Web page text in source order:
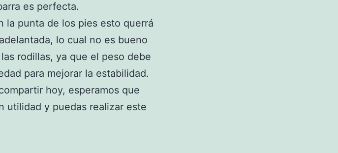
es perfecta.
la punta de los pies esto querrá
lo cual no es bueno
rodillas, ya que el peso debe
para mejorar la estabilidad.
hoy, esperamos que
utilidad y puedas realizar este